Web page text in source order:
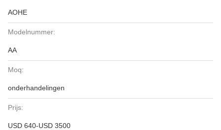
AOHE
Modelnummer:
AA
Moq:
onderhandelingen
Prijs:
USD 640-USD 3500